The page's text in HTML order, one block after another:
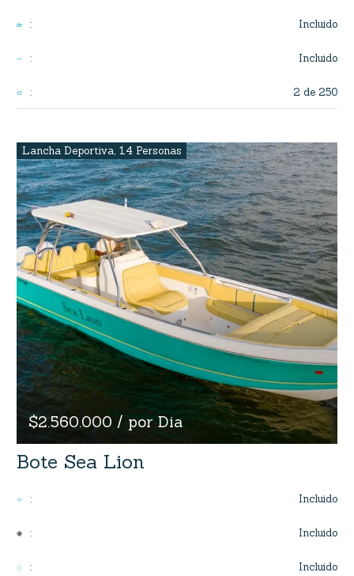
: Incluido
: Incluido
: 2 de 250
Lancha Deportiva, 14 Personas
$2.560.000 / por Dia
Bote Sea Lion
: Incluido
: Incluido
: Incluido